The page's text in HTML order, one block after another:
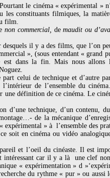
le cinéma « expérimental »
les constituants filmiques, la
film.
non commercial, demaudit ou
il y a des films, que l’on
», (sous entendant « grand
est dans la fin. Mais nous
celui de technique et d’autre
de l’ensemble du
une définition de ce cinéma. Le
technique, d’un contenu, du
de la mécanique
» à l’ensemble des
soit en cinéma ou vidéo
et l’oeil du cinéaste. Il est
intéressant car il y a là une clef
« expérimentation » d
du rythme « pur » ou aussi